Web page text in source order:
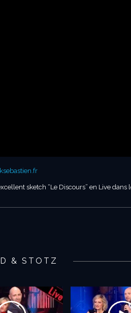
sketch “Le Discours” en Live dans
& STOTZ